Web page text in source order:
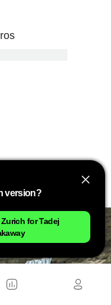
version?
for Tadej